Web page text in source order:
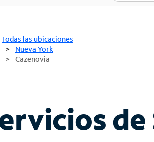
Mejores ofertas
Todas las ubicaciones
Nueva York
Cazenovia